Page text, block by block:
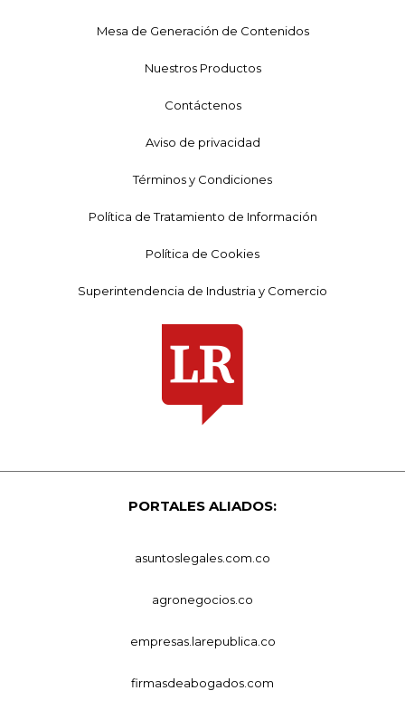
Mesa de Generación de Contenidos
Nuestros Productos
Contáctenos
Aviso de privacidad
Términos y Condiciones
Política de Tratamiento de Información
Política de Cookies
Superintendencia de Industria y Comercio
PORTALES ALIADOS:
asuntoslegales.com.co
agronegocios.co
empresas.larepublica.co
firmasdeabogados.com